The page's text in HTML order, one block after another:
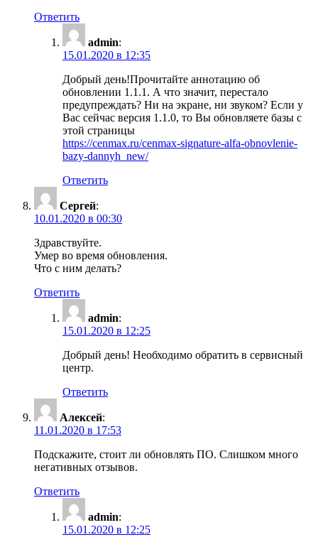
Ответить
admin:
15.01.2020 в 12:35
Добрый день!Прочитайте аннотацию об
обновлении 1.1.1. А что значит, перестало
предупреждать? Ни на экране, ни звуком? Если у
Вас сейчас версия 1.1.0, то Вы обновляете базы с
этой страницы
https://cenmax.ru/cenmax-signature-alfa-obnovlenie-
bazy-dannyh_new/
Ответить
Сергей:
10.01.2020 в 00:30
Здравствуйте.
Умер во время обновления.
Что с ним делать?
Ответить
admin:
15.01.2020 в 12:25
Добрый день! Необходимо обратить в сервисный
центр.
Ответить
Алексей:
11.01.2020 в 17:53
Подскажите, стоит ли обновлять ПО. Слишком много
негативных отзывов.
Ответить
admin:
15.01.2020 в 12:25